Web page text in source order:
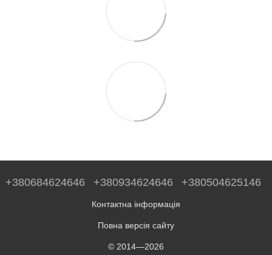
+380684624646 +380934624646 +380504625146
Контактна інформація
Повна версія сайту
© 2014—2026